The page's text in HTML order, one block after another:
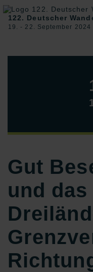
122. Deutscher
19. ‐ 22. September 2024
Gut
und das